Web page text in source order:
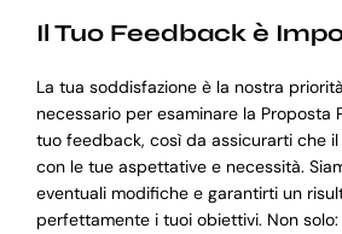
Il Tuo Feedback è
La tua soddisfazione è la nostra
necessario per esaminare la Proposta
tuo feedback, così da assicurarti che
con le tue aspettative e necessità.
eventuali modifiche e garantirti un
perfettamente i tuoi obiettivi. Non